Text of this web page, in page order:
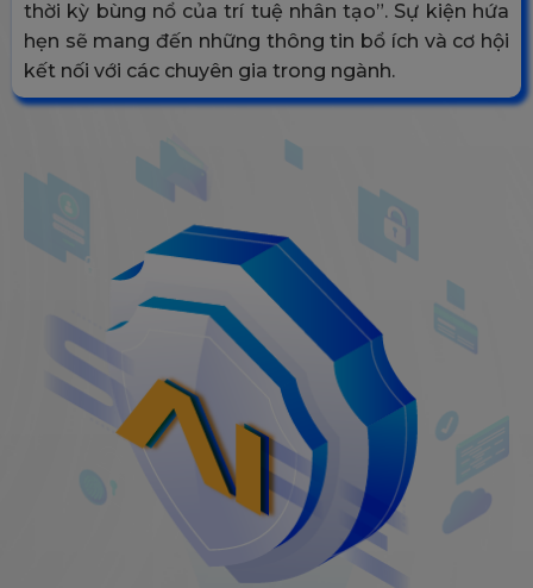
thời kỳ bùng nổ của trí tuệ nhân tạo”. Sự kiện hứa
hẹn sẽ mang đến những thông tin bổ ích và cơ hội
kết nối với các chuyên gia trong ngành.